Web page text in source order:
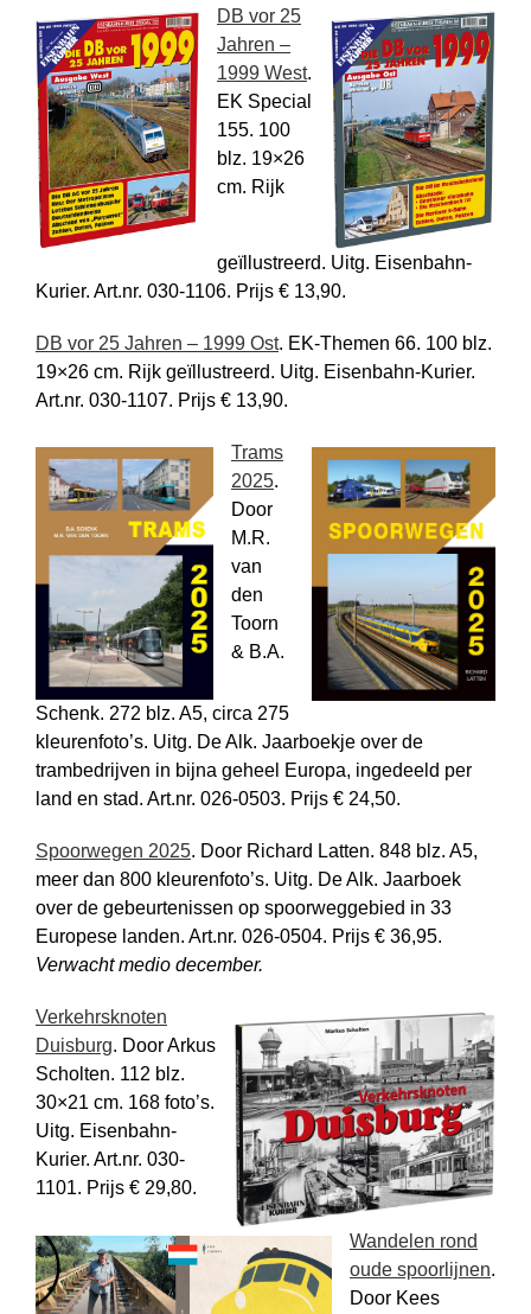
DB vor 25
Jahren –
1999 West.
EK Special
155. 100
blz. 19×26
cm. Rijk
geïllustreerd. Uitg. Eisenbahn-
Kurier. Art.nr. 030-1106. Prijs € 13,90.
DB vor 25 Jahren – 1999 Ost. EK-Themen 66. 100 blz.
19×26 cm. Rijk geïllustreerd. Uitg. Eisenbahn-Kurier.
Art.nr. 030-1107. Prijs € 13,90.
Trams
2025.
Door
M.R.
van
den
Toorn
& B.A.
Schenk. 272 blz. A5, circa 275
kleurenfoto’s. Uitg. De Alk. Jaarboekje over de
trambedrijven in bijna geheel Europa, ingedeeld per
land en stad. Art.nr. 026-0503. Prijs € 24,50.
Spoorwegen 2025. Door Richard Latten. 848 blz. A5,
meer dan 800 kleuren­foto’s. Uitg. De Alk. Jaarboek
over de gebeurtenissen op spoorweg­gebied in 33
Europese landen. Art.nr. 026-0504. Prijs € 36,95.
Verwacht medio december.
Verkehrsknoten
Duisburg. Door Arkus
Scholten. 112 blz.
30×21 cm. 168 foto’s.
Uitg. Eisenbahn-
Kurier. Art.nr. 030-
1101. Prijs € 29,80.
Wandelen rond
oude spoorlijnen.
Door Kees